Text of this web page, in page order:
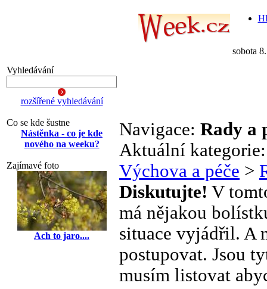
sobota
Vyhledávání
rozšířené vyhledávání
Co se kde šustne
Nástěnka - co je kde
nového na weeku?
Zajímavé foto
Ach to jaro....
Navigace: Rady a
Aktuální
Výchova a péče >
Diskutujte! V
má nějakou
situace vyjádřil. A
postupovat. Jsou
musím listovat